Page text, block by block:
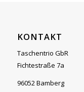
KONTAKT
Taschentrio GbR
Fichtestraße 7a
96052 Bamberg